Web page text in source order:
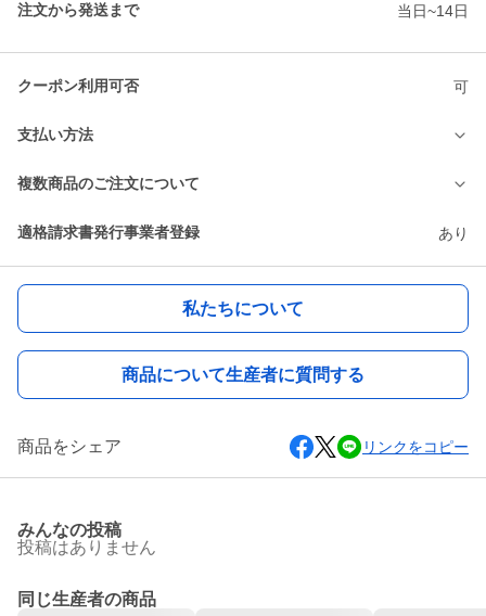
注文から発送まで 当日~14日
クーポン利用可否 可
支払い方法
複数商品のご注文について
適格請求書発行事業者登録 あり
私たちについて
商品について生産者に質問する
商品をシェア リンクをコピー
みんなの投稿
投稿はありません
同じ生産者の商品